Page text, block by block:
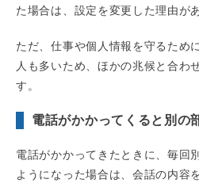
た場合は、設定を変更した理由が
ただ、仕事や個人情報を守るため
人も多いため、ほかの兆候と合わ
す。
電話がかかってくると別の
電話がかかってきたときに、毎回
ようになった場合は、会話の内容